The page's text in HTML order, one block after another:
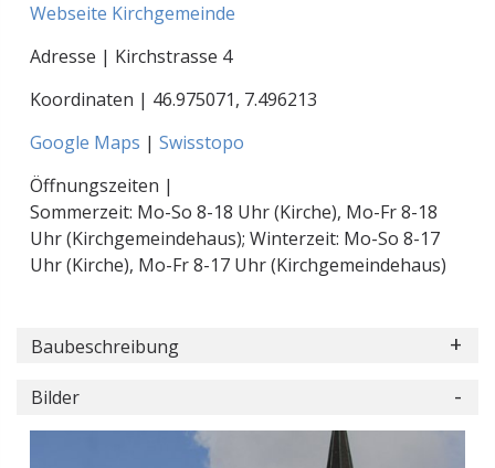
Webseite Kirchgemeinde
Adresse | Kirchstrasse 4
Koordinaten | 46.975071, 7.496213
Google Maps | Swisstopo
Öffnungszeiten |
Sommerzeit: Mo-So 8-18 Uhr (Kirche), Mo-Fr 8-18
Uhr (Kirchgemeindehaus); Winterzeit: Mo-So 8-17
Uhr (Kirche), Mo-Fr 8-17 Uhr (Kirchgemeindehaus)
Baubeschreibung
Bilder